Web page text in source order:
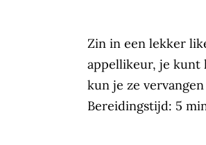
Zin in een lekker
appellikeur, je kunt
kun je ze
Bereidingstijd: 5